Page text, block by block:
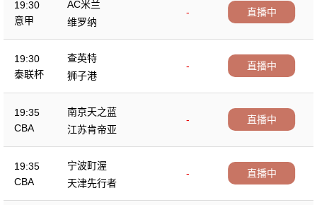
19:30
意甲
AC米兰
-
维罗纳
直播中
19:30
泰联杯
查英特
-
狮子港
直播中
19:35
CBA
南京天之蓝
-
江苏肯帝亚
直播中
19:35
CBA
宁波町渥
-
天津先行者
直播中